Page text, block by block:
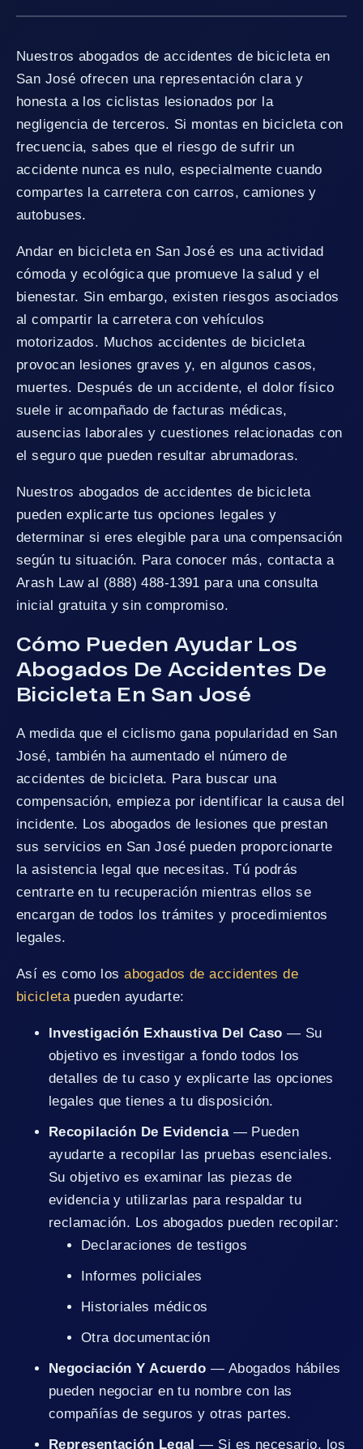
Nuestros abogados de accidentes de bicicleta en
San José ofrecen una representación clara y
honesta a los ciclistas lesionados por la
negligencia de terceros. Si montas en bicicleta con
frecuencia, sabes que el riesgo de sufrir un
accidente nunca es nulo, especialmente cuando
compartes la carretera con carros, camiones y
autobuses.
Andar en bicicleta en San José es una actividad
cómoda y ecológica que promueve la salud y el
bienestar. Sin embargo, existen riesgos asociados
al compartir la carretera con vehículos
motorizados. Muchos accidentes de bicicleta
provocan lesiones graves y, en algunos casos,
muertes. Después de un accidente, el dolor físico
suele ir acompañado de facturas médicas,
ausencias laborales y cuestiones relacionadas con
el seguro que pueden resultar abrumadoras.
Nuestros abogados de accidentes de bicicleta
pueden explicarte tus opciones legales y
determinar si eres elegible para una compensación
según tu situación. Para conocer más, contacta a
Arash Law al (888) 488-1391 para una consulta
inicial gratuita y sin compromiso.
Cómo Pueden Ayudar Los
Abogados De Accidentes De
Bicicleta En San José
A medida que el ciclismo gana popularidad en San
José, también ha aumentado el número de
accidentes de bicicleta. Para buscar una
compensación, empieza por identificar la causa del
incidente. Los abogados de lesiones que prestan
sus servicios en San José pueden proporcionarte
la asistencia legal que necesitas. Tú podrás
centrarte en tu recuperación mientras ellos se
encargan de todos los trámites y procedimientos
legales.
Así es como losabogados de accidentes de
bicicletapueden ayudarte:
Investigación Exhaustiva Del Caso — Su
objetivo es investigar a fondo todos los
detalles de tu caso y explicarte las opciones
legales que tienes a tu disposición.
Recopilación De Evidencia— Pueden
ayudarte a recopilar las pruebas esenciales.
Su objetivo es examinar las piezas de
evidencia y utilizarlas para respaldar tu
reclamación. Los abogados pueden recopilar:
Declaraciones de testigos
Informes policiales
Historiales médicos
Otra documentación
Negociación Y Acuerdo — Abogados hábiles
pueden negociar en tu nombre con las
compañías de seguros y otras partes.
Representación Legal — Si es necesario, los